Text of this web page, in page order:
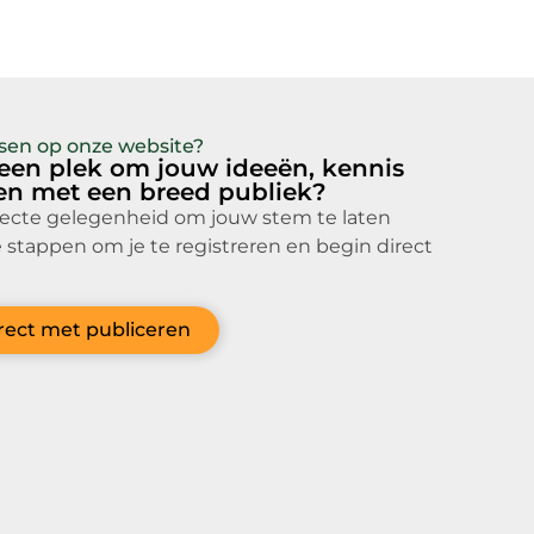
op onze website?
plek om jouw ideeën, kennis
met een breed publiek?
gelegenheid om jouw stem te laten
stappen om je te registreren en begin direct
met publiceren